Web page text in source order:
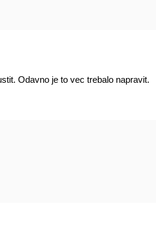
Odavno je to vec trebalo napravit.